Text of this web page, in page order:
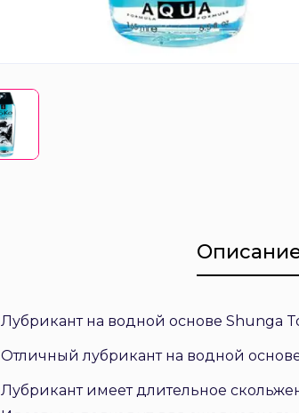
Лубрикант на водной основе Shunga
Отличный лубрикант на водной
Лубрикант имеет длительное